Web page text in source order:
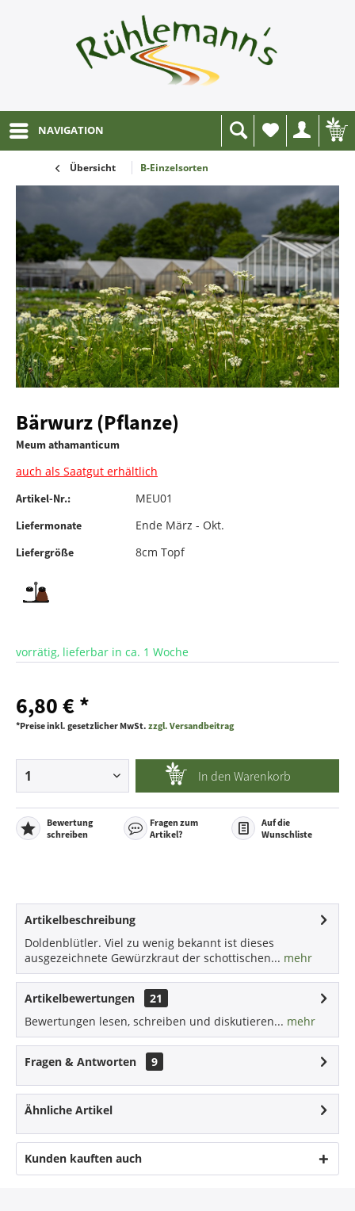
NAVIGATION
Wunschliste
Übersicht B-Einzelsorten
Bärwurz (Pflanze)
Meum athamanticum
auch als Saatgut erhältlich
Artikel-Nr.: MEU01
Liefermonate Ende März - Okt.
Liefergröße 8cm Topf
vorrätig, lieferbar in ca. 1 Woche
6,80 € *
*Preise inkl. gesetzlicher MwSt. zzgl. Versandbeitrag
In den Warenkorb
Bewertung
schreiben
Fragen zum
Artikel?
Auf die
Wunschliste
Artikelbeschreibung
Doldenblütler. Viel zu wenig bekannt ist dieses
ausgezeichnete Gewürzkraut der schottischen... mehr
Artikelbewertungen
21
Bewertungen lesen, schreiben und diskutieren... mehr
Fragen & Antworten 9
Ähnliche Artikel
Kunden kauften auch